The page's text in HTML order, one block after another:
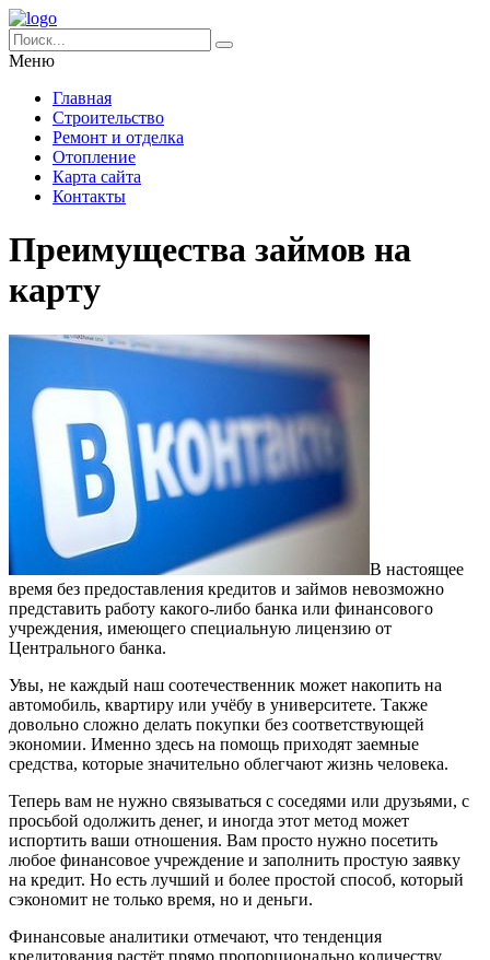
Меню
Главная
Строительство
Ремонт и отделка
Отопление
Карта сайта
Контакты
Преимущества займов на
карту
В настоящее
время без предоставления кредитов и займов невозможно
представить работу какого-либо банка или финансового
учреждения, имеющего специальную лицензию от
Центрального банка.
Увы, не каждый наш соотечественник может накопить на
автомобиль, квартиру или учёбу в университете. Также
довольно сложно делать покупки без соответствующей
экономии. Именно здесь на помощь приходят заемные
средства, которые значительно облегчают жизнь человека.
Теперь вам не нужно связываться с соседями или друзьями, с
просьбой одолжить денег, и иногда этот метод может
испортить ваши отношения. Вам просто нужно посетить
любое финансовое учреждение и заполнить простую заявку
на кредит. Но есть лучший и более простой способ, который
сэкономит не только время, но и деньги.
Финансовые аналитики отмечают, что тенденция
кредитования растёт прямо пропорционально количеству